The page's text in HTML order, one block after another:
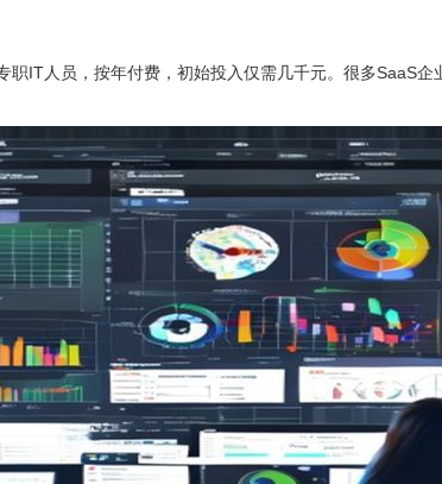
职IT人员，按年付费，初始投入仅需几千元。很多SaaS企